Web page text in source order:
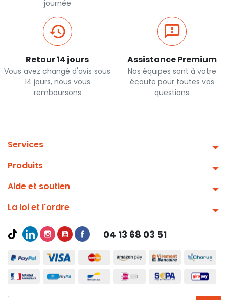
journée
Retour 14 jours
Vous avez changé d'avis sous
14 jours, nous vous
remboursons
Assistance Premium
Nos équipes sont à votre
écoute pour toutes vos
questions
Services
Produits
Aide et soutien
La loi et l'ordre
04 13 68 03 51